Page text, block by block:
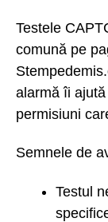
Testele
comună pe
alarmă îi
permisiuni
Semnele de
Testul